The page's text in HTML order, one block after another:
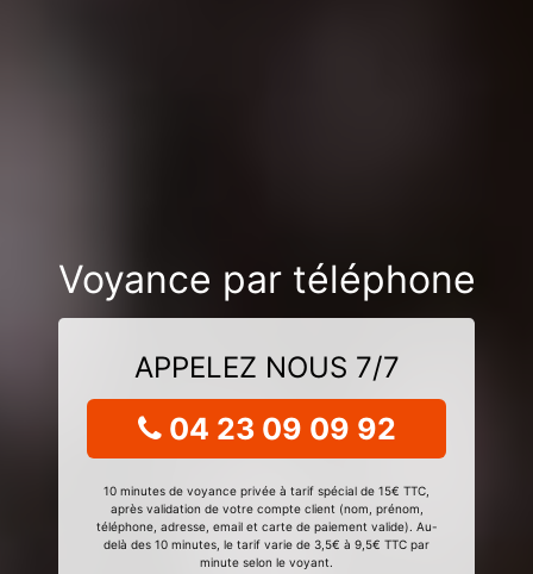
Voyance par téléphone
APPELEZ NOUS 7/7
04 23 09 09 92
10 minutes de voyance privée à tarif spécial de 15€ TTC,
après validation de votre compte client (nom, prénom,
téléphone, adresse, email et carte de paiement valide). Au-
delà des 10 minutes, le tarif varie de 3,5€ à 9,5€ TTC par
minute selon le voyant.